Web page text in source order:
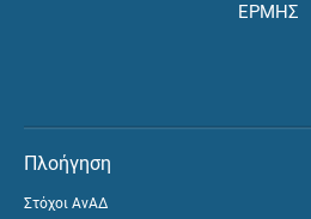
ΕΡΜΗΣ
Πλοήγηση
Στόχοι ΑνΑΔ